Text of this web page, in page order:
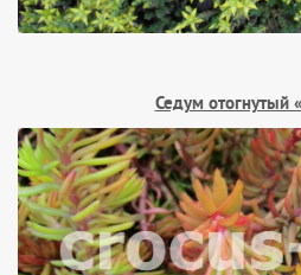
Седум отогнутый